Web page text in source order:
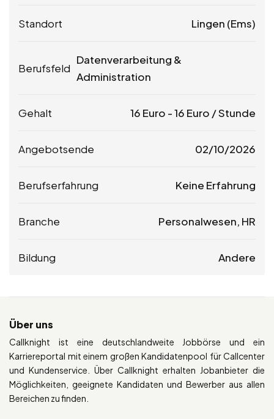
Standort Lingen (Ems)
Berufsfeld
Datenverarbeitung &
Administration
Gehalt 16 Euro -16 Euro / Stunde
Angebotsende 02/10/2026
Berufserfahrung Keine Erfahrung
Branche Personalwesen, HR
Bildung Andere
Über uns
Callknight ist eine deutschlandweite Jobbörse und ein
Karriereportal mit einem großen Kandidatenpool für Callcenter
und Kundenservice. Über Callknight erhalten Jobanbieter die
Möglichkeiten, geeignete Kandidaten und Bewerber aus allen
Bereichen zu finden.